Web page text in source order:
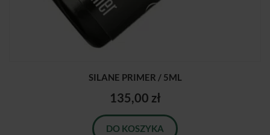
SILANE PRIMER / 5ML
135,00 zł
DO KOSZYKA